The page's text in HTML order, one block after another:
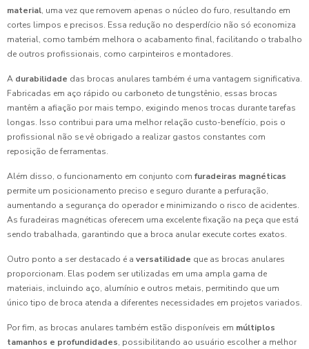
material, uma vez que removem apenas o núcleo do furo, resultando em
cortes limpos e precisos. Essa redução no desperdício não só economiza
material, como também melhora o acabamento final, facilitando o trabalho
de outros profissionais, como carpinteiros e montadores.
A durabilidade das brocas anulares também é uma vantagem significativa.
Fabricadas em aço rápido ou carboneto de tungstênio, essas brocas
mantêm a afiação por mais tempo, exigindo menos trocas durante tarefas
longas. Isso contribui para uma melhor relação custo-benefício, pois o
profissional não se vê obrigado a realizar gastos constantes com
reposição de ferramentas.
Além disso, o funcionamento em conjunto com furadeiras magnéticas
permite um posicionamento preciso e seguro durante a perfuração,
aumentando a segurança do operador e minimizando o risco de acidentes.
As furadeiras magnéticas oferecem uma excelente fixação na peça que está
sendo trabalhada, garantindo que a broca anular execute cortes exatos.
Outro ponto a ser destacado é a versatilidade que as brocas anulares
proporcionam. Elas podem ser utilizadas em uma ampla gama de
materiais, incluindo aço, alumínio e outros metais, permitindo que um
único tipo de broca atenda a diferentes necessidades em projetos variados.
Por fim, as brocas anulares também estão disponíveis em múltiplos
tamanhos e profundidades, possibilitando ao usuário escolher a melhor